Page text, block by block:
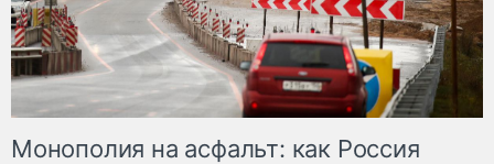
Монополия на асфальт: как Россия